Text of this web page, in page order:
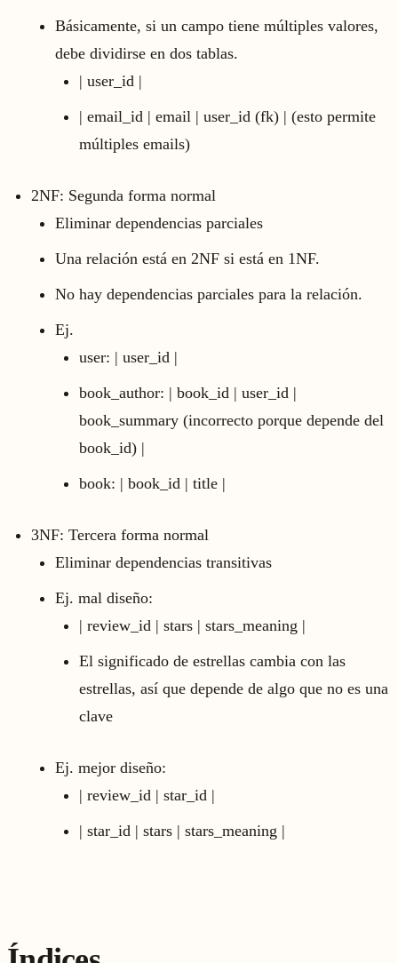
Básicamente, si un campo tiene múltiples valores,
debe dividirse en dos tablas.
| user_id |
| email_id | email | user_id (fk) | (esto permite
múltiples emails)
2NF: Segunda forma normal
Eliminar dependencias parciales
Una relación está en 2NF si está en 1NF.
No hay dependencias parciales para la relación.
Ej.
user: | user_id |
book_author: | book_id | user_id |
book_summary (incorrecto porque depende del
book_id) |
book: | book_id | title |
3NF: Tercera forma normal
Eliminar dependencias transitivas
Ej. mal diseño:
| review_id | stars | stars_meaning |
El significado de estrellas cambia con las
estrellas, así que depende de algo que no es una
clave
Ej. mejor diseño:
| review_id | star_id |
| star_id | stars | stars_meaning |